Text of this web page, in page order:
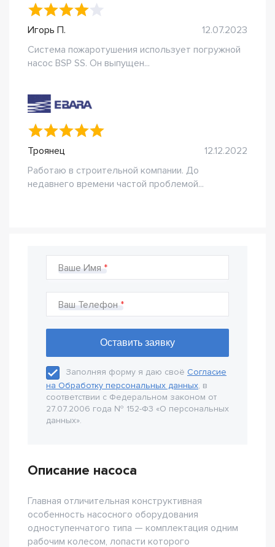
Игорь П.
12.07.2023
Система пожаротушения использует погружной
насос BSP SS. Он выпущен...
Троянец
12.12.2022
Работаю в строительной компании. До
недавнего времени частой проблемой...
Ваше Имя
Ваш Телефон
Заполняя форму я даю своё Согласие
на Обработку персональных данных, в
соответствии с Федеральном законом от
27.07.2006 года № 152-Ф3 «О персональных
данных».
Описание насоса
Главная отличительная конструктивная
особенность насосного оборудования
одноступенчатого типа — комплектация одним
рабочим колесом, лопасти которого